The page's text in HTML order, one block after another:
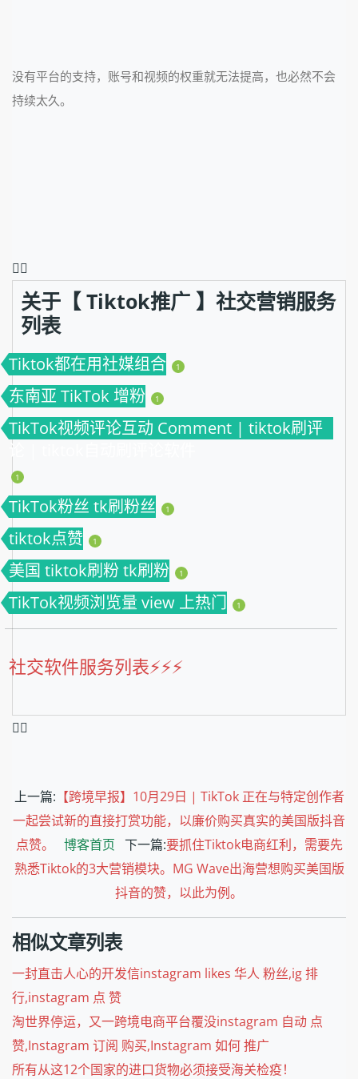
没有平台的支持，账号和视频的权重就无法提高，也必然不会
持续太久。
❤️‍🔥
关于【 Tiktok推广 】社交营销服务
列表
Tiktok都在用社媒组合 1
东南亚 TikTok 增粉 1
TikTok视频评论互动 Comment | tiktok刷评
论 | tiktok自动刷评论软件
1
TikTok粉丝 tk刷粉丝 1
tiktok点赞 1
美国 tiktok刷粉 tk刷粉 1
TikTok视频浏览量 view 上热门 1
社交软件服务列表⚡️⚡️⚡️
❤️‍🔥
上一篇: 【跨境早报】10月29日 | TikTok 正在与特定创作者
一起尝试新的直接打赏功能，以廉价购买真实的美国版抖音
点赞。
博客首页 下一篇:要抓住Tiktok电商红利，需要先
熟悉Tiktok的3大营销模块。MG Wave出海营想购买美国版
抖音的赞，以此为例。
相似文章列表
一封直击人心的开发信instagram likes 华人 粉丝,ig 排
行,instagram 点 赞
淘世界停运，又一跨境电商平台覆没instagram 自动 点
赞,Instagram 订阅 购买,Instagram 如何 推广
所有从这12个国家的进口货物必须接受海关检疫！